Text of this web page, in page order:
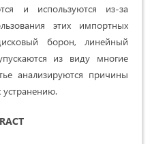
и используются из-за
этих импортных
борон, линейный
из виду многие
анализируются причины